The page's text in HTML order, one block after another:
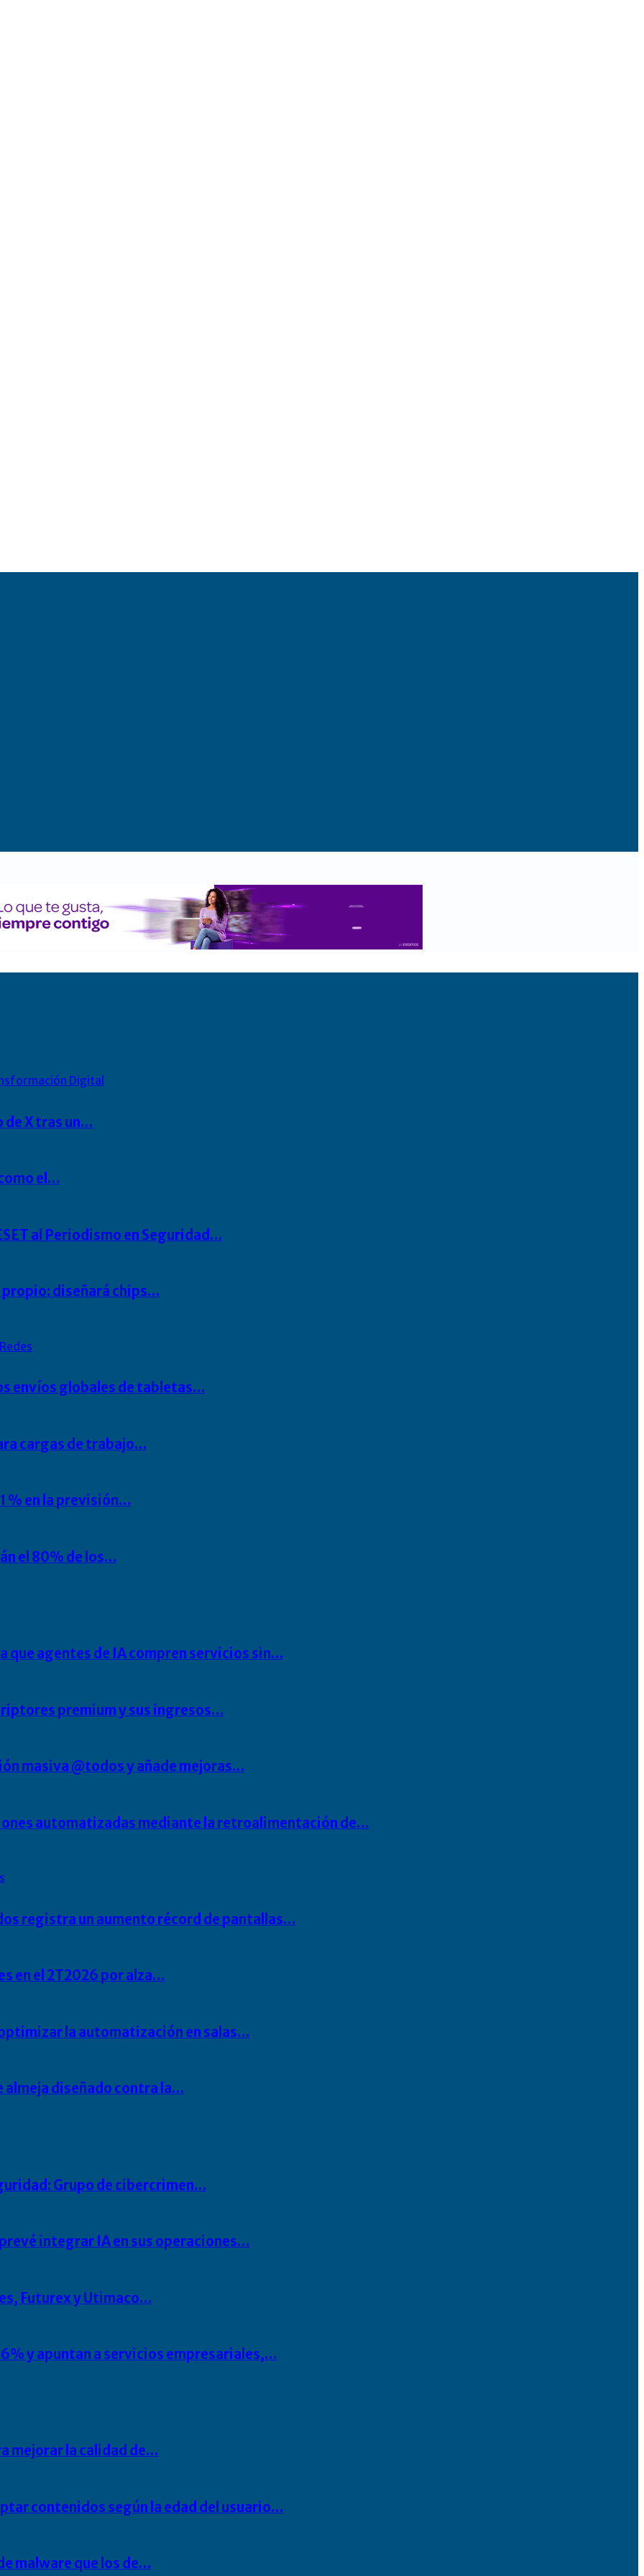
Digital
X tras un…
el…
al Periodismo en Seguridad…
propio: diseñará chips…
Redes
envíos globales de tabletas…
cargas de trabajo…
% en la previsión…
el 80% de los…
agentes de IA compren servicios sin…
premium y sus ingresos…
masiva @todos y añade mejoras…
automatizadas mediante la retroalimentación de…
registra un aumento récord de pantallas…
en el 2T2026 por alza…
la automatización en salas…
diseñado contra la…
Grupo de cibercrimen…
integrar IA en sus operaciones…
Futurex y Utimaco…
y apuntan a servicios empresariales,…
mejorar la calidad de…
contenidos según la edad del usuario…
malware que los de…